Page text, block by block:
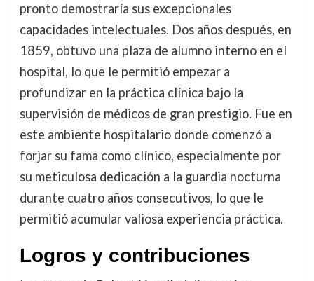
pronto demostraría sus excepcionales
capacidades intelectuales. Dos años después, en
1859, obtuvo una plaza de alumno interno en el
hospital, lo que le permitió empezar a
profundizar en la práctica clínica bajo la
supervisión de médicos de gran prestigio. Fue en
este ambiente hospitalario donde comenzó a
forjar su fama como clínico, especialmente por
su meticulosa dedicación a la guardia nocturna
durante cuatro años consecutivos, lo que le
permitió acumular valiosa experiencia práctica.
Logros y contribuciones